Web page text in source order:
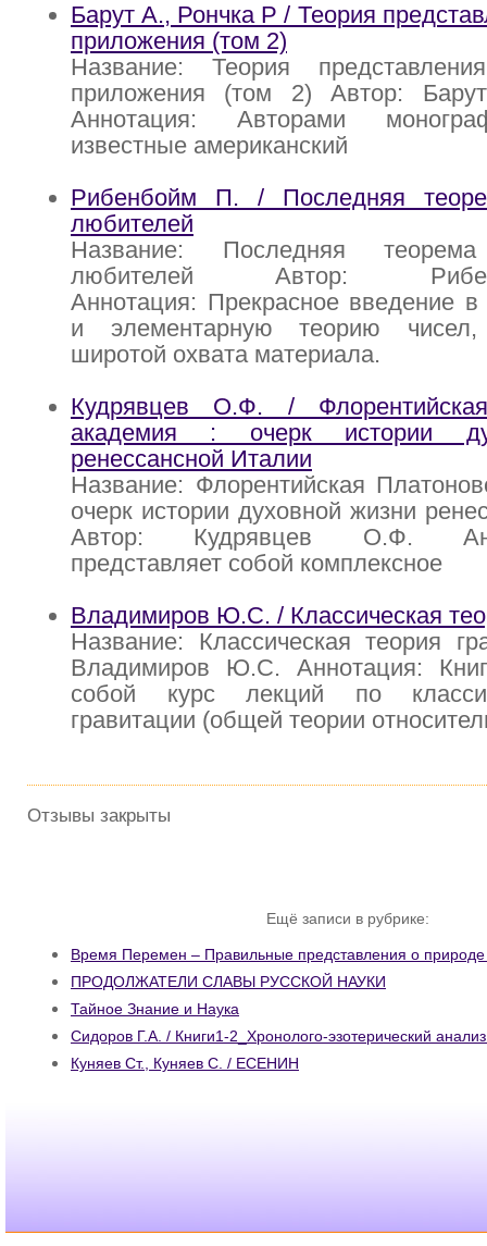
Барут А., Рончка Р / Теория
приложения (том 2)
Название: Теория
приложения (том 2) Автор:
Аннотация: Авторами
известные американский
Рибенбойм П. / Последняя
любителей
Название: Последняя
любителей Автор:
Аннотация: Прекрасное введение в
и элементарную теорию чисел,
широтой охвата материала.
Кудрявцев О.Ф. /
академия : очерк истории
ренессансной Италии
Название: Флорентийская
очерк истории духовной жизни
Автор: Кудрявцев О.Ф.
представляет собой комплексное
Владимиров Ю.С. / Классическая
Название: Классическая теория
Владимиров Ю.С. Аннотация:
собой курс лекций по
гравитации (общей теории
Отзывы закрыты
Ещё записи в рубрике:
Время Перемен – Правильные представления о
ПРОДОЛЖАТЕЛИ СЛАВЫ РУССКОЙ НАУКИ
Тайное Знание и Наука
Сидоров Г.А. / Книги1-2_Хронолого-эзотерический
Куняев Ст., Куняев С. / ЕСЕНИН